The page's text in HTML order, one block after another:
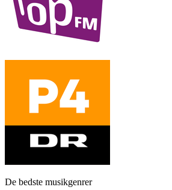
De bedste musikgenrer